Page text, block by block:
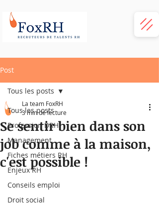
Post
Tous les posts
Profession DRH
Management
Fiches métiers RH
Enjeux RH
Conseils emploi
Droit social
Tous les posts
Se sentir bien dans son
job comme à la maison,
c'est possible !
La team FoxRH
3 min de lecture